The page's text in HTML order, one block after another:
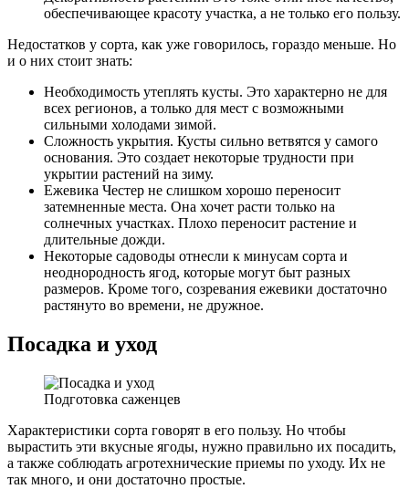
обеспечивающее красоту участка, а не только его пользу.
Недостатков у сорта, как уже говорилось, гораздо меньше. Но
и о них стоит знать:
Необходимость утеплять кусты. Это характерно не для
всех регионов, а только для мест с возможными
сильными холодами зимой.
Сложность укрытия. Кусты сильно ветвятся у самого
основания. Это создает некоторые трудности при
укрытии растений на зиму.
Ежевика Честер не слишком хорошо переносит
затемненные места. Она хочет расти только на
солнечных участках. Плохо переносит растение и
длительные дожди.
Некоторые садоводы отнесли к минусам сорта и
неоднородность ягод, которые могут быт разных
размеров. Кроме того, созревания ежевики достаточно
растянуто во времени, не дружное.
Посадка и уход
Подготовка саженцев
Характеристики сорта говорят в его пользу. Но чтобы
вырастить эти вкусные ягоды, нужно правильно их посадить,
а также соблюдать агротехнические приемы по уходу. Их не
так много, и они достаточно простые.